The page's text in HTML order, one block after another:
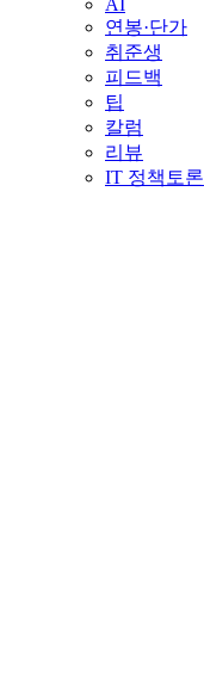
AI
연봉·단가
취준생
피드백
팁
칼럼
리뷰
IT 정책토론